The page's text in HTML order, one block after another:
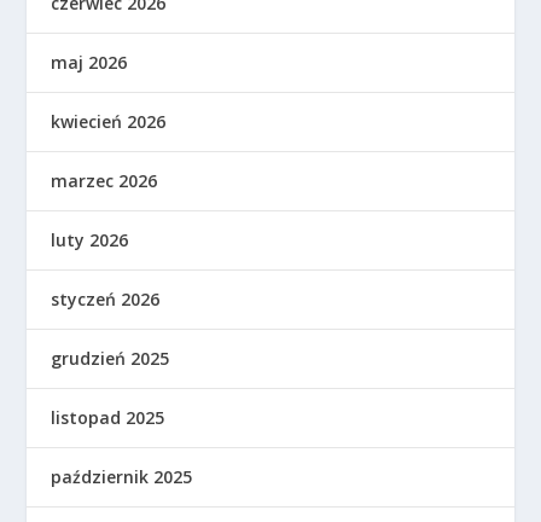
maj 2026
kwiecień 2026
marzec 2026
luty 2026
styczeń 2026
grudzień 2025
listopad 2025
październik 2025